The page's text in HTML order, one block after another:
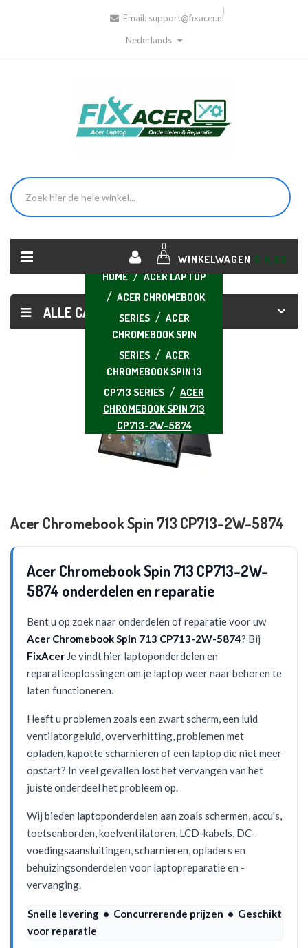
Email: support@fixacer.nl
Nederlands
0
WINKELWAGEN € 0,00
ALLE CATEGORIEËN
HOME
ACER LAPTOP
ACER CHROMEBOOK
SERIES
ACER
CHROMEBOOK SPIN
SERIES
ACER
CHROMEBOOK SPIN 13
CP713 SERIES
ACER
CHROMEBOOK SPIN 713
CP713-2W-5874
Acer Chromebook Spin 713 CP713-2W-5874
Acer Chromebook Spin 713 CP713-2W-
5874 onderdelen en reparatie
Bent u op zoek naar onderdelen of reparatie voor uw
Acer Chromebook Spin 713 CP713-2W-5874? Bij
FixAcer Je vindt hier laptoponderdelen en
reparatieoplossingen om je laptop weer naar behoren te
laten functioneren.
Heeft u problemen zoals een zwart scherm, een luid
ventilatorgeluid, oververhitting, problemen met
opladen, kapotte scharnieren of een laptop die niet meer
opstart? In veel gevallen lost het vervangen van het
juiste onderdeel het probleem op.
Wij bieden laptoponderdelen aan zoals schermen, accu's,
toetsenborden, koelventilatoren, LCD-kabels, DC-
voedingsaansluitingen, scharnieren, opladers en
behuizingsonderdelen voor laptopreparatie en -
vervanging.
Snelle levering • Concurrerende prijzen • Geschikt
voor reparatie